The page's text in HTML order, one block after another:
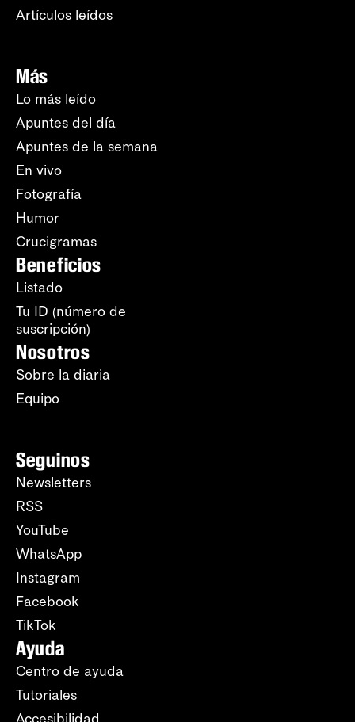
Artículos leídos
Más
Lo más leído
Apuntes del día
Apuntes de la semana
En vivo
Fotografía
Humor
Crucigramas
Beneficios
Listado
Tu ID (número de
suscripción)
Nosotros
Sobre la diaria
Equipo
Seguinos
Newsletters
RSS
YouTube
WhatsApp
Instagram
Facebook
TikTok
Ayuda
Centro de ayuda
Tutoriales